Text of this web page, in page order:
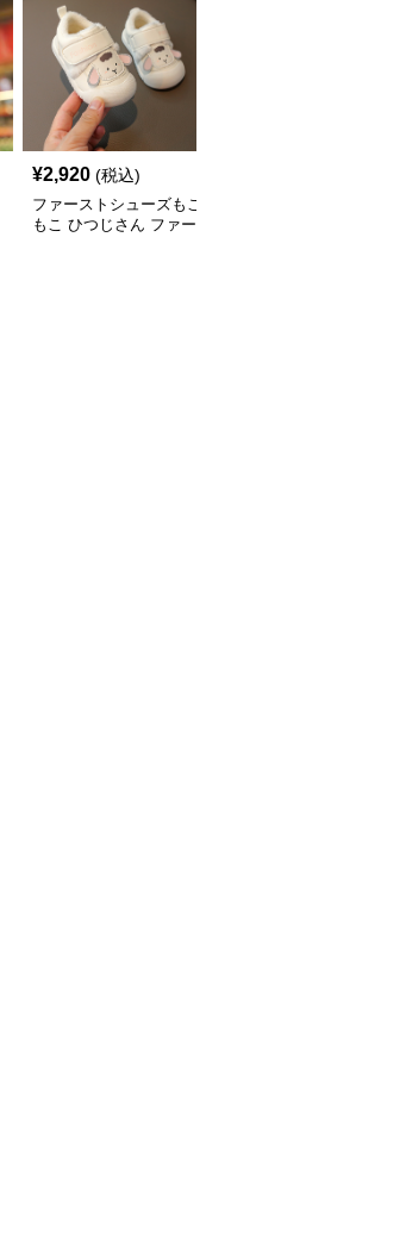
¥2,920 (税込)
ファーストシューズもこ
もこ ひつじさん ファー